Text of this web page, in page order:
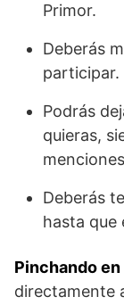
Primor.
Deberás
participar.
Podrás
quieras,
Deberás
hasta que
Pinchando en
directamente